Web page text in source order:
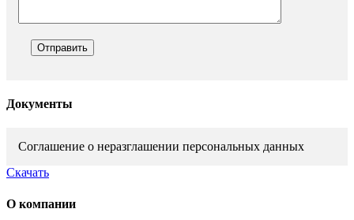
Документы
Соглашение о неразглашении персональных данных
Скачать
О компании